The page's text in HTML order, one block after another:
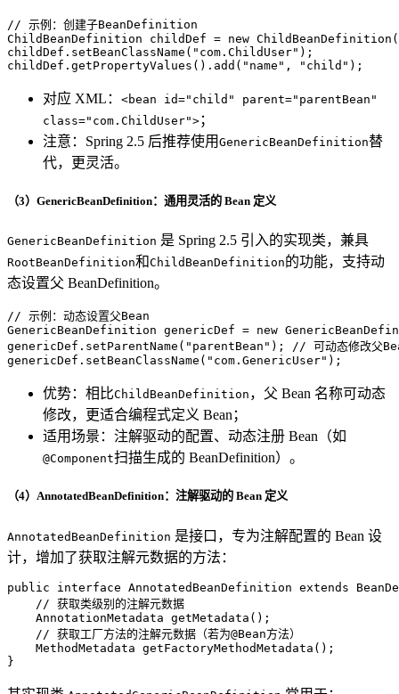
// 示例：创建子BeanDefinition
ChildBeanDefinition
childDef = new ChildBeanDefinition (
childDef.setBeanClassName( "com.ChildUser" );
childDef.getPropertyValues().add( "name" , "child" );
对应 XML： <bean id="child" parent="parentBean"
class="com.ChildUser"> ；
注意：Spring 2.5 后推荐使用 GenericBeanDefinition替
代，更灵活。
（3）GenericBeanDefinition：通用灵活的 Bean 定义
GenericBeanDefinition 是 Spring 2.5 引入的实现类，兼具
RootBeanDefinition和ChildBeanDefinition的功能，支持动
态设置父 BeanDefinition。
// 示例：动态设置父Bean
GenericBeanDefinition genericDef = new
genericDef.setParentName( "parentBean" ); // 可动态修改父
genericDef.setBeanClassName( "com.GenericUser" );
优势：相比ChildBeanDefinition ，父 Bean 名称可动态
修改，更适合编程式定义 Bean；
适用场景：注解驱动的配置、动态注册 Bean（如
@Component扫描生成的 BeanDefinition）。
（4）AnnotatedBeanDefinition：注解驱动的 Bean 定义
AnnotatedBeanDefinition 是接口，专为注解配置的 Bean 设
计，增加了获取注解元数据的方法：
public interface AnnotatedBeanDefinition extends
// 获取类级别的注解元数据
    AnnotationMetadata
getMetadata () ;
// 获取工厂方法的注解元数据（若为@Bean方法）
    MethodMetadata
getFactoryMethodMetadata () ;
}